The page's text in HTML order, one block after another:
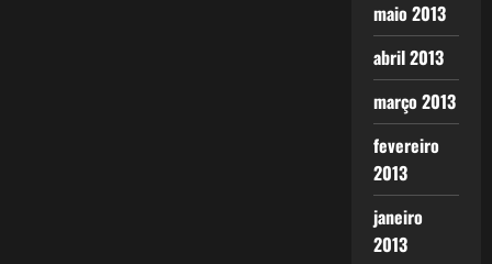
maio 2013
abril 2013
março 2013
fevereiro
2013
janeiro
2013